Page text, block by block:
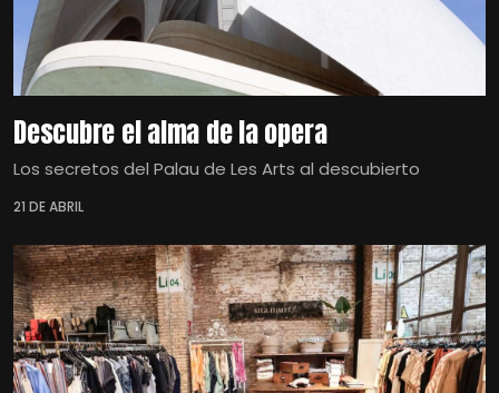
Descubre el alma de la opera
Los secretos del Palau de Les Arts al descubierto
21 DE ABRIL